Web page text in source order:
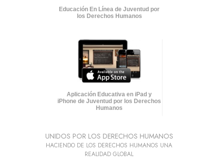
Educación En Línea de Juventud por
los Derechos Humanos
Aplicación Educativa en iPad y
iPhone de Juventud por los Derechos
Humanos
UNIDOS POR LOS DERECHOS HUMANOS
HACIENDO DE LOS DERECHOS HUMANOS UNA
REALIDAD GLOBAL